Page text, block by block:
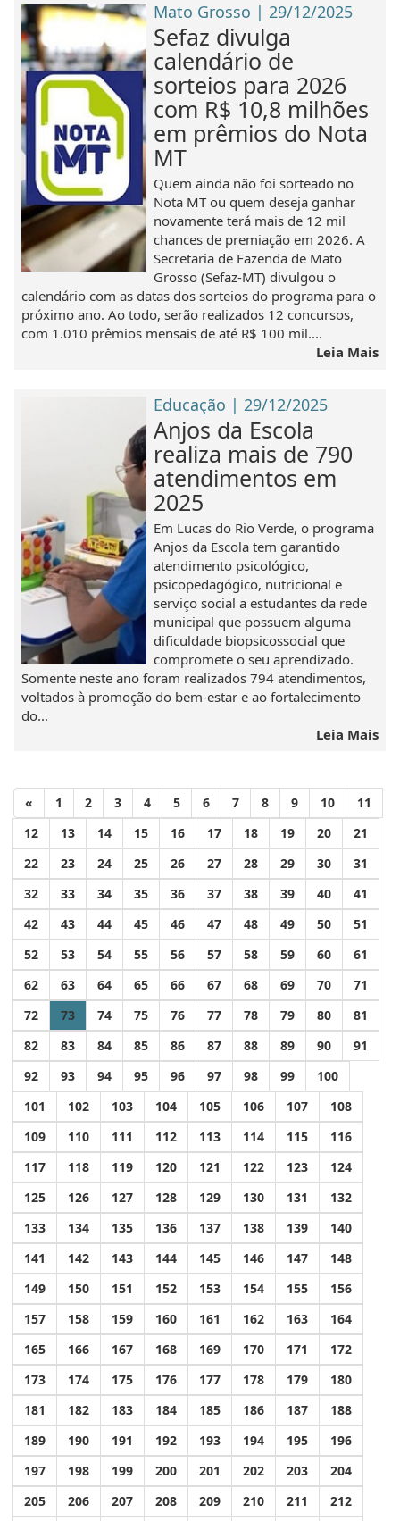
Mato Grosso | 29/12/2025
Sefaz divulga
calendário de
sorteios para 2026
com R$ 10,8 milhões
em prêmios do Nota
MT
Quem ainda não foi sorteado no
Nota MT ou quem deseja ganhar
novamente terá mais de 12 mil
chances de premiação em 2026. A
Secretaria de Fazenda de Mato
Grosso (Sefaz-MT) divulgou o
calendário com as datas dos sorteios do programa para o
próximo ano. Ao todo, serão realizados 12 concursos,
com 1.010 prêmios mensais de até R$ 100 mil....
Leia Mais
Educação | 29/12/2025
Anjos da Escola
realiza mais de 790
atendimentos em
2025
Em Lucas do Rio Verde, o programa
Anjos da Escola tem garantido
atendimento psicológico,
psicopedagógico, nutricional e
serviço social a estudantes da rede
municipal que possuem alguma
dificuldade biopsicossocial que
compromete o seu aprendizado.
Somente neste ano foram realizados 794 atendimentos,
voltados à promoção do bem-estar e ao fortalecimento
do...
Leia Mais
« 1 2 3 4 5 6 7 8 9 10
11
12
13 14 15 16 17 18 19 20
21
22
23 24 25 26 27 28 29 30
31
32
33 34 35 36 37 38 39 40
41
42
43 44 45 46 47 48 49 50
51
52
53 54 55 56 57 58 59 60
61
62
63 64 65 66 67 68 69 70
71
72
73 74 75 76 77 78 79 80
81
82
83 84 85 86 87 88 89 90
91
92
93 94 95 96 97 98 99
100
101
102 103 104 105 106 107
108
109
110 111 112 113 114 115
116
117
118 119 120 121 122 123
124
125
126 127 128 129 130 131
132
133
134 135 136 137 138 139
140
141
142 143 144 145 146 147
148
149
150 151 152 153 154 155
156
157
158 159 160 161 162 163
164
165
166 167 168 169 170 171
172
173
174 175 176 177 178 179
180
181
182 183 184 185 186 187
188
189
190 191 192 193 194 195
196
197
198 199 200 201 202 203
204
205
206 207 208 209 210 211 212